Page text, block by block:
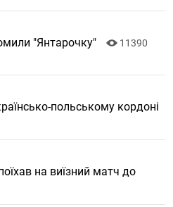
"Янтарочку"
11390
польському кордоні
на виїзний матч до